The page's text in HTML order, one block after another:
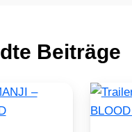
Beiträge